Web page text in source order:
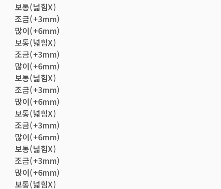
보통(넓힘X)
조금(+3mm)
많이(+6mm)
보통(넓힘X)
조금(+3mm)
많이(+6mm)
보통(넓힘X)
조금(+3mm)
많이(+6mm)
보통(넓힘X)
조금(+3mm)
많이(+6mm)
보통(넓힘X)
조금(+3mm)
많이(+6mm)
보통(넓힘X)